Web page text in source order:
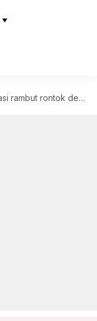
rontok dengan kiat-kiat perawatan rambut di musim hujan ini